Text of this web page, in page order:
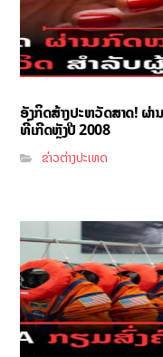
ອັງກິດສ້າງປະຫວັດສາດ!
ທີ່ເກີດຫຼັງປີ 2008
ຂ່າວຕ່າງປະເທດ